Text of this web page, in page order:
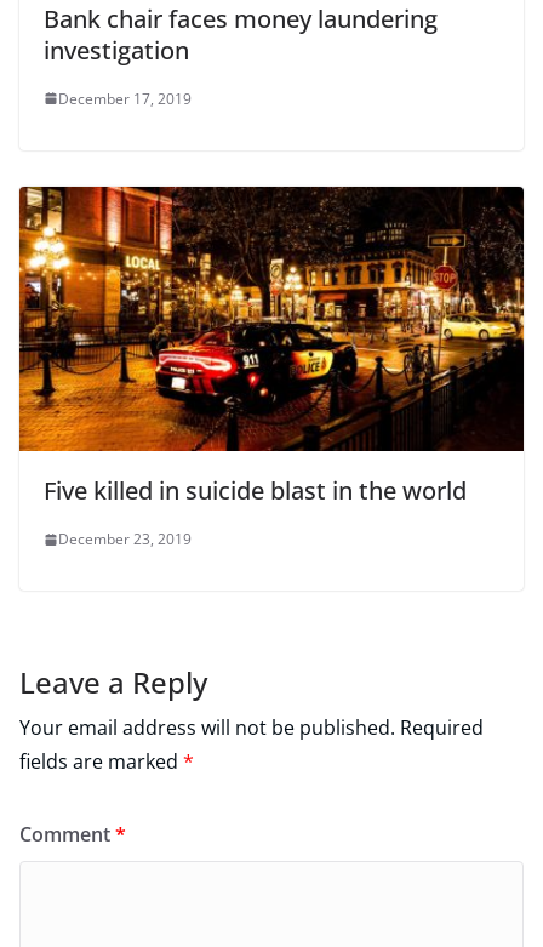
Bank chair faces money laundering
investigation
December 17, 2019
Five killed in suicide blast in the world
December 23, 2019
Leave a Reply
Your email address will not be published. Required
fields are marked *
Comment*